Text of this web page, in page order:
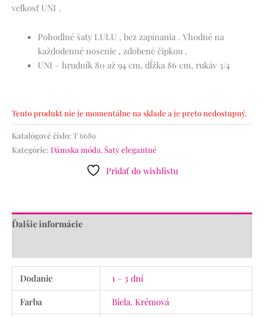
veľkosť UNI .
Pohodlné šaty LULU , bez zapínania . Vhodné na
každodenné nosenie , zdobené čipkou .
UNI – hrudník 80 až 94 cm, dĺžka 86 cm, rukáv 3/4
Tento produkt nie je momentálne na sklade a je preto nedostupný.
Katalógové číslo: T 6689
Kategórie: Dámska móda,Šaty elegantné
Pridať do wishlistu
Ďalšie informácie
Dodanie
1 – 3 dní
Farba
Biela, Krémová